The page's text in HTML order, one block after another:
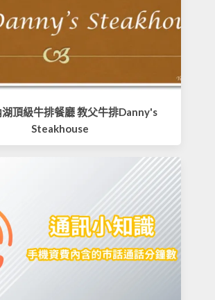
頂級牛排餐廳 教父牛排Danny's
Steakhouse